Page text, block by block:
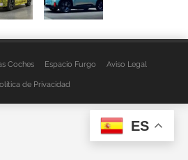
Coches Espacio Furgo Aviso Legal
de Privacidad
ES